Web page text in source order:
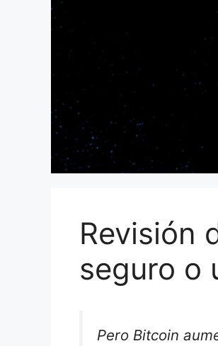
Revisión
seguro o
Pero Bitcoin